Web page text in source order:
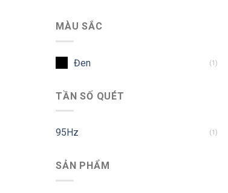
MÀU SẮC
Đen (1)
TẦN SỐ QUÉT
95Hz (1)
SẢN PHẨM